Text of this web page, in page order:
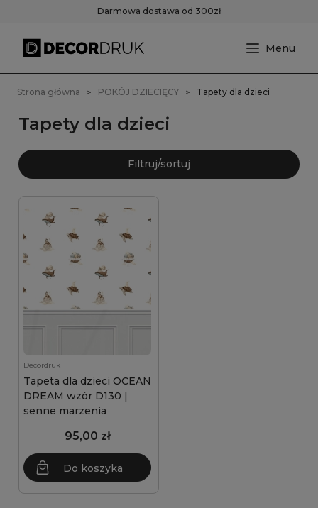
Darmowa dostawa od 300zł
Strona główna POKÓJ DZIECIĘCY Tapety dla dzieci
Tapety dla dzieci
Filtruj/sortuj
Decordruk
Tapeta dla dzieci OCEAN
DREAM wzór D130 |
senne marzenia
95,00 zł
Do koszyka